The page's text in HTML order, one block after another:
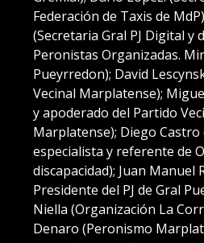
Federación de Taxis de
(Secretaria Gral PJ Digital y
Peronistas Organizadas.
Pueyrredon); David
Vecinal Marplatense);
y apoderado del Partido
Marplatense); Diego Castro
especialista y referente de
discapacidad); Juan Manuel
Presidente del PJ de Gral
Niella (Organización La
Denaro (Peronismo